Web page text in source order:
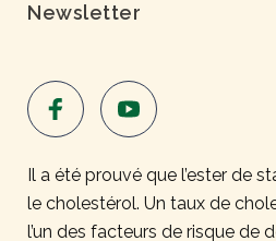
Newsletter
Il a été prouvé que l’ester de
le cholestérol. Un taux de
l’un des facteurs de risque de